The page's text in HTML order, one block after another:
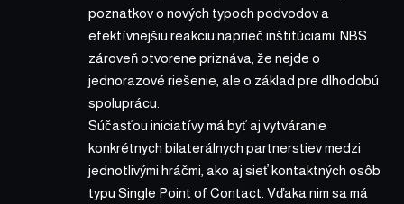
poznatkov o nových typoch podvodov a
efektívnejšiu reakciu naprieč inštitúciami. NBS
zároveň otvorene priznáva, že nejde o
jednorazové riešenie, ale o základ pre dlhodobú
spoluprácu.
Súčasťou iniciatívy má byť aj vytváranie
konkrétnych bilaterálnych partnerstiev medzi
jednotlivými hráčmi, ako aj sieť kontaktných osôb
typu Single Point of Contact. Vďaka nim sa má